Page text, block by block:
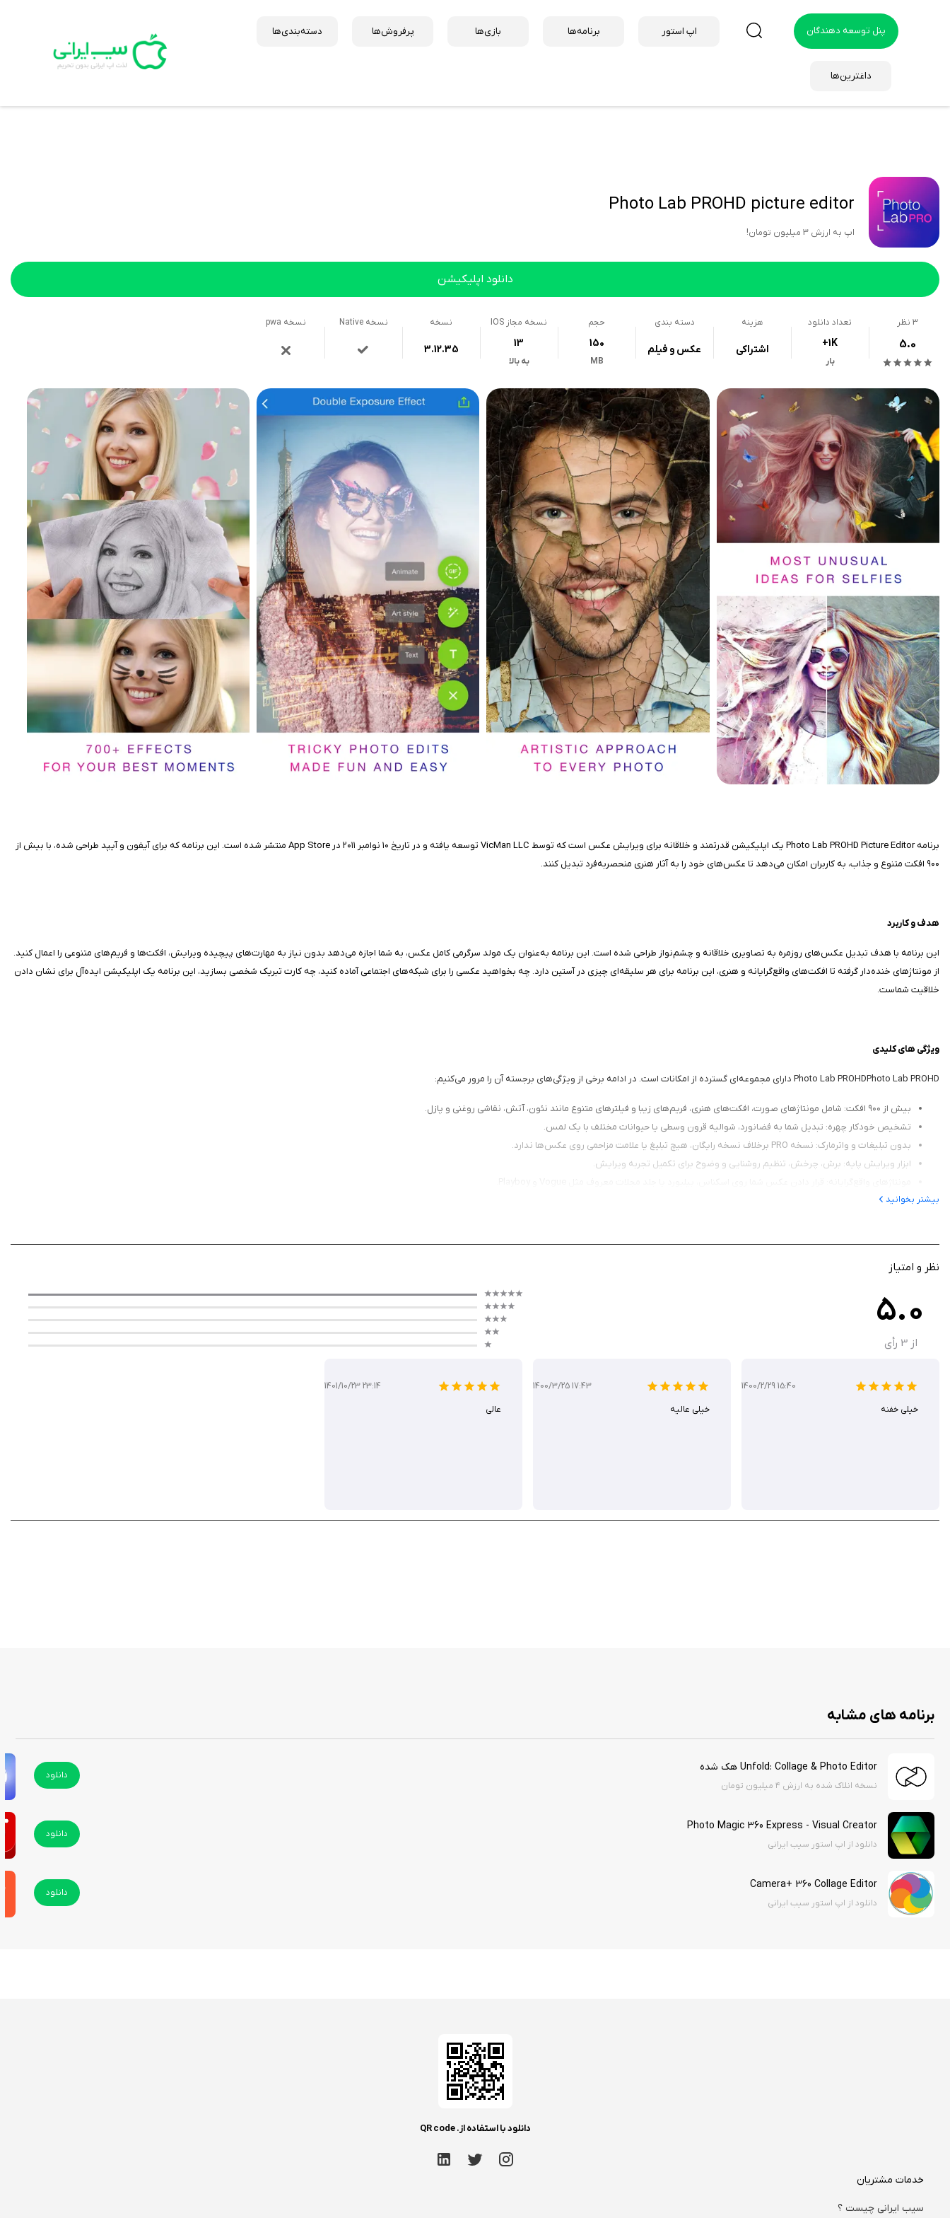
پنل توسعه دهندگان اپ استور برنامه‌ها بازی‌ها پرفروش‌ها دسته‌بندی‌ها
داغترین‌ها
Photo Lab PROHD picture editor
اپ به ارزش 3 میلیون تومان!
دانلود اپلیکیشن
3 نظر
5.0
تعداد دانلود
+1K
بار
هزینه
اشتراکی
دسته بندی
عکس و فیلم
حجم
150
MB
نسخه مجاز IOS
13
به بالا
نسخه
3.12.35
نسخه Native نسخه pwa
برنامه Photo Lab PROHD Picture Editor یک اپلیکیشن قدرتمند و خلاقانه برای ویرایش عکس است که توسط VicMan LLC توسعه یافته و در تاریخ ۱۰ نوامبر ۲۰۱۱ در App Store منتشر شده است. این برنامه که برای آیفون و آیپد طراحی شده، با بیش از
۹۰۰ افکت متنوع و جذاب، به کاربران امکان می‌دهد تا عکس‌های خود را به آثار هنری منحصربه‌فرد تبدیل کنند.
هدف و کاربرد
این برنامه با هدف تبدیل عکس‌های روزمره به تصاویری خلاقانه و چشم‌نواز طراحی شده است. این برنامه به‌عنوان یک مولد سرگرمی کامل عکس، به شما اجازه می‌دهد بدون نیاز به مهارت‌های پیچیده ویرایش، افکت‌ها و فریم‌های متنوعی را اعمال کنید.
از مونتاژهای خنده‌دار گرفته تا افکت‌های واقع‌گرایانه و هنری، این برنامه برای هر سلیقه‌ای چیزی در آستین دارد. چه بخواهید عکسی را برای شبکه‌های اجتماعی آماده کنید، چه کارت تبریک شخصی بسازید، این برنامه یک اپلیکیشن ایده‌آل برای نشان دادن
خلاقیت شماست.
ویژگی‌ های کلیدی
Photo Lab PROHDPhoto Lab PROHD دارای مجموعه‌ای گسترده از امکانات است. در ادامه برخی از ویژگی‌های برجسته آن را مرور می‌کنیم:
بیش از ۹۰۰ افکت: شامل مونتاژهای صورت، افکت‌های هنری، فریم‌های زیبا و فیلترهای متنوع مانند نئون، آتش، نقاشی روغنی و پازل.
تشخیص خودکار چهره: تبدیل شما به فضانورد، شوالیه قرون وسطی یا حیوانات مختلف با یک لمس.
بدون تبلیغات و واترمارک: نسخه PRO برخلاف نسخه رایگان، هیچ تبلیغ یا علامت مزاحمی روی عکس‌ها ندارد.
ابزار ویرایش پایه: برش، چرخش، تنظیم روشنایی و وضوح برای تکمیل تجربه ویرایش.
پس‌زمینه‌های جذاب: تغییر پس‌زمینه عکس برای خلق حال‌وهوای رمانتیک یا فانتزی.
کنید. اگر به دنبال ابزاری هستید که هم سریع باشد، هم خلاقانه و بدون مزاحمت تبلیغات، این برنامه انتخابی است که شما را ناامید نخواهد کرد. این برنامه را نصب کنید و با چند لمس ساده، دنیای جدیدی از ویرایش عکس را کشف کنید! قیمت این
برنامه در اپ استور ۳۰ دلار است اما شما می‌توانید آن را از سیب ایرانی رایگان دانلود کنید.
بیشتر بخوانید
نظر و امتیاز
5.0
از3 رأی
1400/2/29 15:40
خیلی خفنه
1400/3/25 17:43
خیلی عالیه
1401/10/23 23:14
عالی
برنامه های مشابه
Unfold: Collage & Photo Editor هک شده
نسخه انلاک شده به ارزش ۴ میلیون تومان
دانلود
Photo Magic 360 Express - Visual Creator
دانلود از اپ استور سیب ایرانی
دانلود
Camera+ 360 Collage Editor
دانلود از اپ استور سیب ایرانی
دانلود
دانلود با استفاده از. QR code
خدمات مشتریان
سیب ایرانی چیست ؟